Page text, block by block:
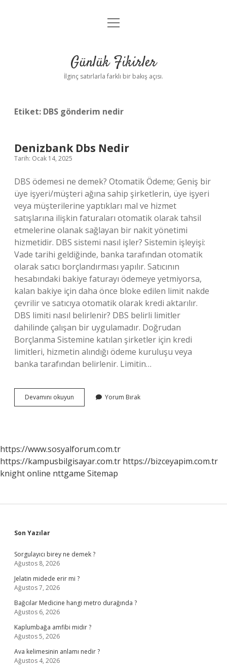
Anasayfa
Yasal Uyarı
menüyü
Günlük Fikirler
İlginç satırlarla farklı bir bakış açısı.
Etiket: DBS gönderim nedir
Denizbank Dbs Nedir
Tarih: Ocak 14, 2025
DBS ödemesi ne demek? Otomatik Ödeme; Geniş bir
üye işyeri/müşteri ağına sahip şirketlerin, üye işyeri
veya müşterilerine yaptıkları mal ve hizmet
satışlarına ilişkin faturaları otomatik olarak tahsil
etmelerine olanak sağlayan bir nakit yönetimi
hizmetidir. DBS sistemi nasıl işler? Sistemin işleyişi:
Vade tarihi geldiğinde, banka tarafından otomatik
olarak satıcı borçlandırması yapılır. Satıcının
hesabındaki bakiye faturayı ödemeye yetmiyorsa,
kalan bakiye için daha önce bloke edilen limit nakde
çevrilir ve satıcıya otomatik olarak kredi aktarılır.
DBS limiti nasıl belirlenir? DBS belirli limitler
dahilinde çalışan bir uygulamadır. Doğrudan
Borçlanma Sistemine katılan şirketler için kredi
limitleri, hizmetin alındığı ödeme kuruluşu veya
banka tarafından belirlenir. Limitin…
Devamını okuyun Denizbank
Dbs
Yorum Bırak
https://www.sosyalforum.com.tr
https://kampusbilgisayar.com.tr https://bizceyapim.com.tr
knight online nttgame Sitemap
Sidebar
Son Yazılar
Sorgulayıcı birey ne demek ?
Ağustos 8, 2026
Jelatin midede erir mi ?
Ağustos 7, 2026
Bağcılar Medicine hangi metro durağında ?
Ağustos 6, 2026
Kaplumbağa amfibi midir ?
Ağustos 5, 2026
Ava kelimesinin anlamı nedir ?
Ağustos 4, 2026